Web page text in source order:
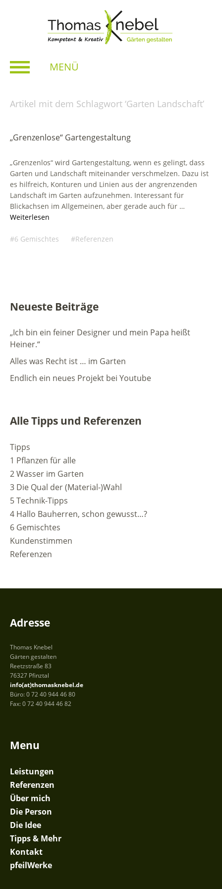
MENÜ
Artikel mit dem Schlagwort ‘Garten Landschaft’
„Grenzenlose“ Gartengestaltung
„Grenzenlos“ wird Gartengestaltung, wenn es gelingt, dass
Garten und Landschaft miteinander verschmelzen. Dazu ist
es hilfreich, Konturen und Linien aus der angrenzenden
Landschaft im Garten aufzunehmen. Interessant für
Blickachsen im Allgemeinen, aber gerade auch für …
Weiterlesen
6 Gemischtes Referenzen
Neueste Beiträge
„Ich bin ein feiner Designer und mein Papa heißt
Heiner.“
Alles was Recht ist … im Garten
Endlich ein neues Projekt bei Youtube
Alle Tipps und Referenzen
Tipps
1 Pflanzen für alle
2 Wasser im Garten
3 Die Qual der (Material-)Wahl
5 Technik-Tipps
4 Hallo Bauherren, schon gewusst…?
6 Gemischtes
Kundenstimmen
Referenzen
Adresse
Thomas Knebel
Gärten gestalten
Reetzstraße 83
76327 Pfinztal
info(at)thomasknebel.de
Büro: 0 72 40 944 46 80
Fax: 0 72 40 944 46 82
Menu
Leistungen
Referenzen
Über mich
Die Person
Die Idee
Tipps & Mehr
Kontakt
pfeilWerke